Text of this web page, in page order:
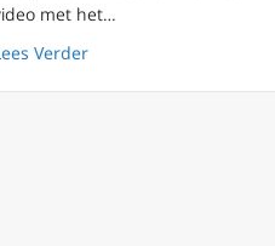
ontvangenis passend
met het…
Verderabout AMI